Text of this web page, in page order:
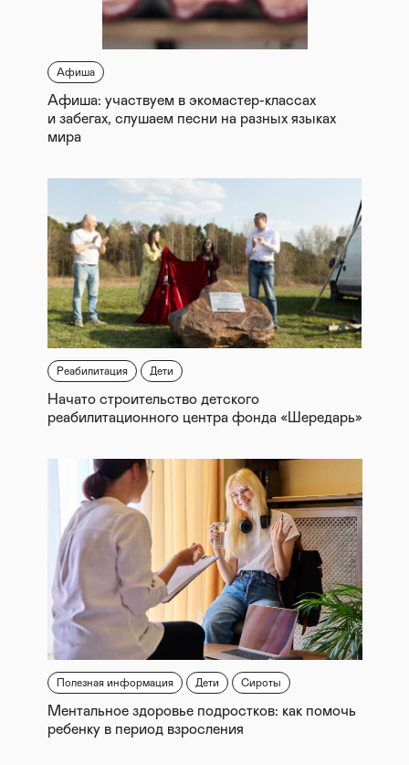
Афиша
Афиша: участвуем в экомастер-классах
и забегах, слушаем песни на разных языках
мира
Реабилитация Дети
Начато строительство детского
реабилитационного центра фонда «Шередарь»
Полезная информация Дети Сироты
Ментальное здоровье подростков: как помочь
ребенку в период взросления